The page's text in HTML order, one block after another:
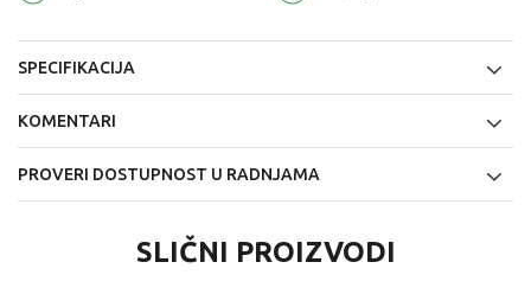
SPECIFIKACIJA
KOMENTARI
PROVERI DOSTUPNOST U RADNJAMA
SLIČNI PROIZVODI